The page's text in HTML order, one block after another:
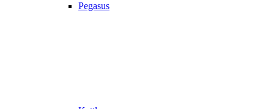
Pegasus